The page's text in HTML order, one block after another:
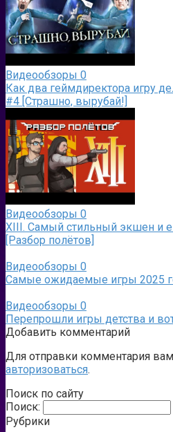
Видеообзоры 0
Как два геймдиректора игру
#4 [Страшно, вырубай!]
Видеообзоры 0
XIII. Самый стильный экшен и
[Разбор полётов]
Видеообзоры 0
Самые ожидаемые игры 2025
Видеообзоры 0
Перепрошли игры детства и
Добавить комментарий
Для отправки комментария
авторизоваться.
Поиск по сайту
Поиск:
Рубрики